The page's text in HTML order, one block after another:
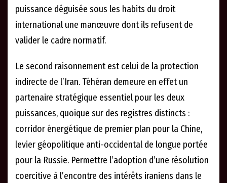
puissance déguisée sous les habits du droit
international une manœuvre dont ils refusent de
valider le cadre normatif.
Le second raisonnement est celui de la protection
indirecte de l’Iran. Téhéran demeure en effet un
partenaire stratégique essentiel pour les deux
puissances, quoique sur des registres distincts :
corridor énergétique de premier plan pour la Chine,
levier géopolitique anti-occidental de longue portée
pour la Russie. Permettre l’adoption d’une résolution
coercitive à l’encontre des intérêts iraniens dans le